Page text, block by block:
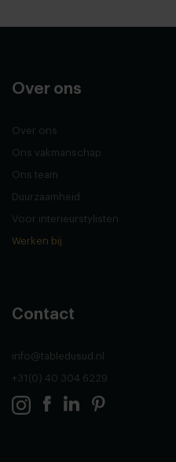
Over ons
Over ons
Ons vakmanschap
Ons team
Duurzaamheid
Voor interieurstylisten
Werken bij
Contact
info@tabledusud.nl
+31(0) 40 304 6229